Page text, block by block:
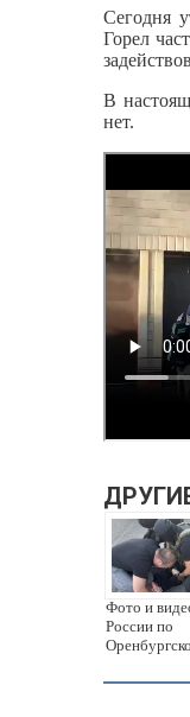
Сегодня
Горел
В
нет.
Фото и
России по